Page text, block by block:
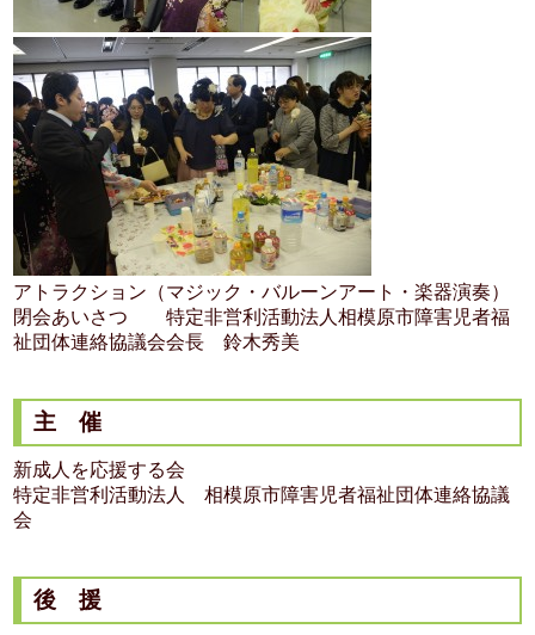
アトラクション（マジック・バルーンアート・楽器演奏）
閉会あいさつ 特定非営利活動法人相模原市障害児者福
祉団体連絡協議会会長 鈴木秀美
主 催
新成人を応援する会
特定非営利活動法人 相模原市障害児者福祉団体連絡協議
会
後 援